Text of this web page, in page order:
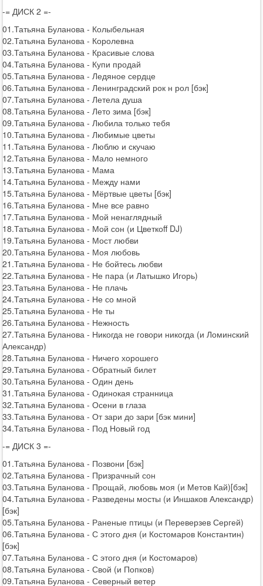
-= ДИСК 2 =-
01.Татьяна Буланова - Колыбельная
02.Татьяна Буланова - Королевна
03.Татьяна Буланова - Красивые слова
04.Татьяна Буланова - Купи продай
05.Татьяна Буланова - Ледяное сердце
06.Татьяна Буланова - Ленинградский рок н рол [бэк]
07.Татьяна Буланова - Летела душа
08.Татьяна Буланова - Лето зима [бэк]
09.Татьяна Буланова - Любила только тебя
10.Татьяна Буланова - Любимые цветы
11.Татьяна Буланова - Люблю и скучаю
12.Татьяна Буланова - Мало немного
13.Татьяна Буланова - Мама
14.Татьяна Буланова - Между нами
15.Татьяна Буланова - Мёртвые цветы [бэк]
16.Татьяна Буланова - Мне все равно
17.Татьяна Буланова - Мой ненаглядный
18.Татьяна Буланова - Мой сон (и Цветкоff DJ)
19.Татьяна Буланова - Мост любви
20.Татьяна Буланова - Моя любовь
21.Татьяна Буланова - Не бойтесь любви
22.Татьяна Буланова - Не пара (и Латышко Игорь)
23.Татьяна Буланова - Не плачь
24.Татьяна Буланова - Не со мной
25.Татьяна Буланова - Не ты
26.Татьяна Буланова - Нежность
27.Татьяна Буланова - Никогда не говори никогда (и Ломинский
Александр)
28.Татьяна Буланова - Ничего хорошего
29.Татьяна Буланова - Обратный билет
30.Татьяна Буланова - Один день
31.Татьяна Буланова - Одинокая странница
32.Татьяна Буланова - Осени в глаза
33.Татьяна Буланова - От зари до зари [бэк мини]
34.Татьяна Буланова - Под Новый год
-= ДИСК 3 =-
01.Татьяна Буланова - Позвони [бэк]
02.Татьяна Буланова - Призрачный сон
03.Татьяна Буланова - Прощай, любовь моя (и Метов Кай)[бэк]
04.Татьяна Буланова - Разведены мосты (и Иншаков Александр)
[бэк]
05.Татьяна Буланова - Раненые птицы (и Переверзев Сергей)
06.Татьяна Буланова - С этого дня (и Костомаров Константин)
[бэк]
07.Татьяна Буланова - С этого дня (и Костомаров)
08.Татьяна Буланова - Свой (и Попков)
09.Татьяна Буланова - Северный ветер